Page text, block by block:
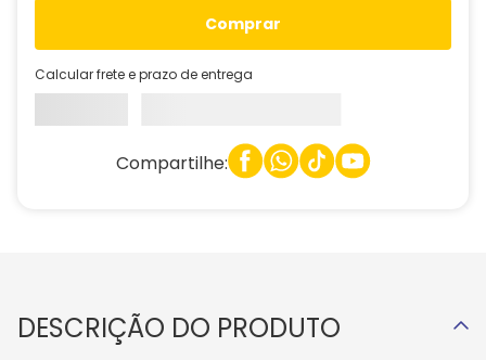
comprar
Calcular frete e prazo de entrega
Compartilhe:
DESCRIÇÃO DO PRODUTO